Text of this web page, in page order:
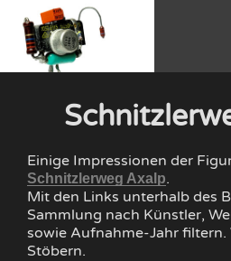
Einige Impressionen der
Schnitzlerweg Axalp.
Mit den Links unterhalb des
Sammlung nach Künstler,
sowie Aufnahme-Jahr filtern.
Stöbern.